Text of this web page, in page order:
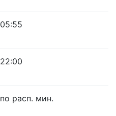
05:55
22:00
по расп. мин.